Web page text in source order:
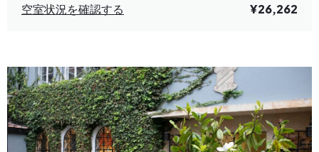
空室状況を確認する ¥26,262